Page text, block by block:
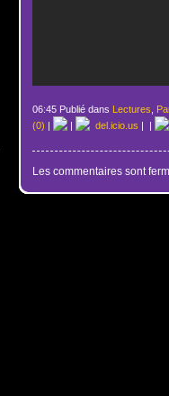
06:45 Publié dans Lectures
(0) | | del.icio.us | |
Les commentaires sont